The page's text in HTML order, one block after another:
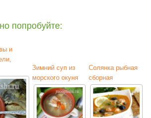
попробуйте:
и
Зимний суп из
морского окуня
Солянка рыбная
сборная